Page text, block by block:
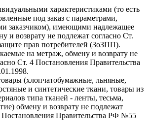
характеристиками (то есть
под заказ с параметрами,
заказчиком), имеющими надлежащее
и возврату не подлежат согласно Ст.
прав потребителей (ЗоЗПП).
на метраж, обмену и возврату не
Ст. 4 Постановления Правительства
(хлопчатобумажные, льняные,
и синтетические ткани, товары из
типа тканей - ленты, тесьма,
обмену и возврату не подлежат
Постановления Правительства РФ №55